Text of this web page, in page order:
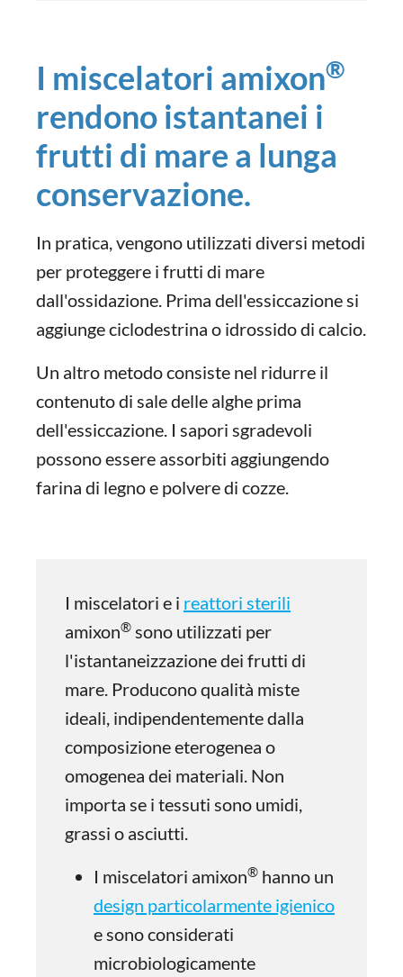
I miscelatori amixon®
rendono istantanei i
frutti di mare a lunga
conservazione.
In pratica, vengono utilizzati diversi metodi
per proteggere i frutti di mare
dall'ossidazione. Prima dell'essiccazione si
aggiunge ciclodestrina o idrossido di calcio.
Un altro metodo consiste nel ridurre il
contenuto di sale delle alghe prima
dell'essiccazione. I sapori sgradevoli
possono essere assorbiti aggiungendo
farina di legno e polvere di cozze.
I miscelatori e i reattori sterili
amixon® sono utilizzati per
l'istantaneizzazione dei frutti di
mare. Producono qualità miste
ideali, indipendentemente dalla
composizione eterogenea o
omogenea dei materiali. Non
importa se i tessuti sono umidi,
grassi o asciutti.
I miscelatori amixon® hanno un
design particolarmente igienico
e sono considerati
microbiologicamente